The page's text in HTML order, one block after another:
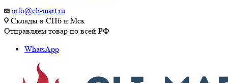
info@cli-mart.ru
Склады в СПб и Мск
Отправляем товар по всей РФ
WhatsApp